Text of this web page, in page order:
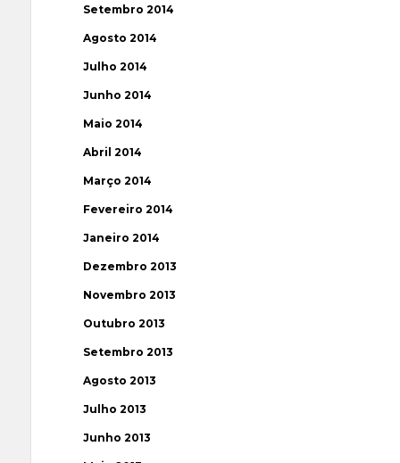
Setembro 2014
Agosto 2014
Julho 2014
Junho 2014
Maio 2014
Abril 2014
Março 2014
Fevereiro 2014
Janeiro 2014
Dezembro 2013
Novembro 2013
Outubro 2013
Setembro 2013
Agosto 2013
Julho 2013
Junho 2013